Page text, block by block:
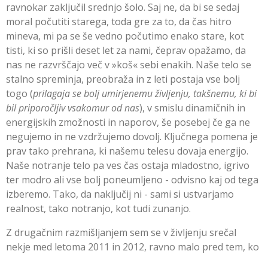
ravnokar zaključil srednjo šolo. Saj ne, da bi se sedaj
moral počutiti starega, toda gre za to, da čas hitro
mineva, mi pa se še vedno počutimo enako stare, kot
tisti, ki so prišli deset let za nami, čeprav opažamo, da
nas ne razvrščajo več v »koš« sebi enakih. Naše telo se
stalno spreminja, preobraža in z leti postaja vse bolj
togo (prilagaja se bolj umirjenemu življenju, takšnemu, ki bi
bil priporočljiv vsakomur od nas), v smislu dinamičnih in
energijskih zmožnosti in naporov, še posebej če ga ne
negujemo in ne vzdržujemo dovolj. Ključnega pomena je
prav tako prehrana, ki našemu telesu dovaja energijo.
Naše notranje telo pa ves čas ostaja mladostno, igrivo
ter modro ali vse bolj poneumljeno - odvisno kaj od tega
izberemo. Tako, da naključij ni - sami si ustvarjamo
realnost, tako notranjo, kot tudi zunanjo.
Z drugačnim razmišljanjem sem se v življenju srečal
nekje med letoma 2011 in 2012, ravno malo pred tem, ko